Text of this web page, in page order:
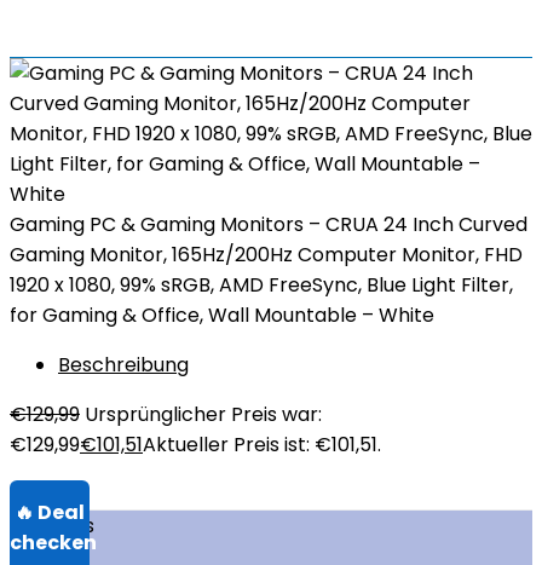
Gaming PC & Gaming Monitors – CRUA 24 Inch Curved
Gaming Monitor, 165Hz/200Hz Computer Monitor, FHD
1920 x 1080, 99% sRGB, AMD FreeSync, Blue Light Filter,
for Gaming & Office, Wall Mountable – White
Beschreibung
€129,99 Ursprünglicher Preis war:
€129,99€101,51Aktueller Preis ist: €101,51.
Über uns